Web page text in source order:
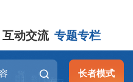
互动交流 专题专栏
长者模式